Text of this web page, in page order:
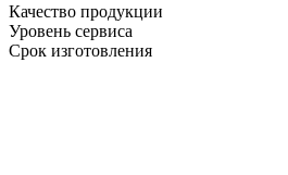
Качество продукции
Уровень сервиса
Срок изготовления